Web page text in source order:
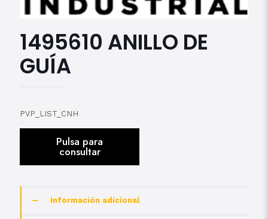
1495610 ANILLO DE
GUÍA
PVP_LIST_CNH
Información adicional